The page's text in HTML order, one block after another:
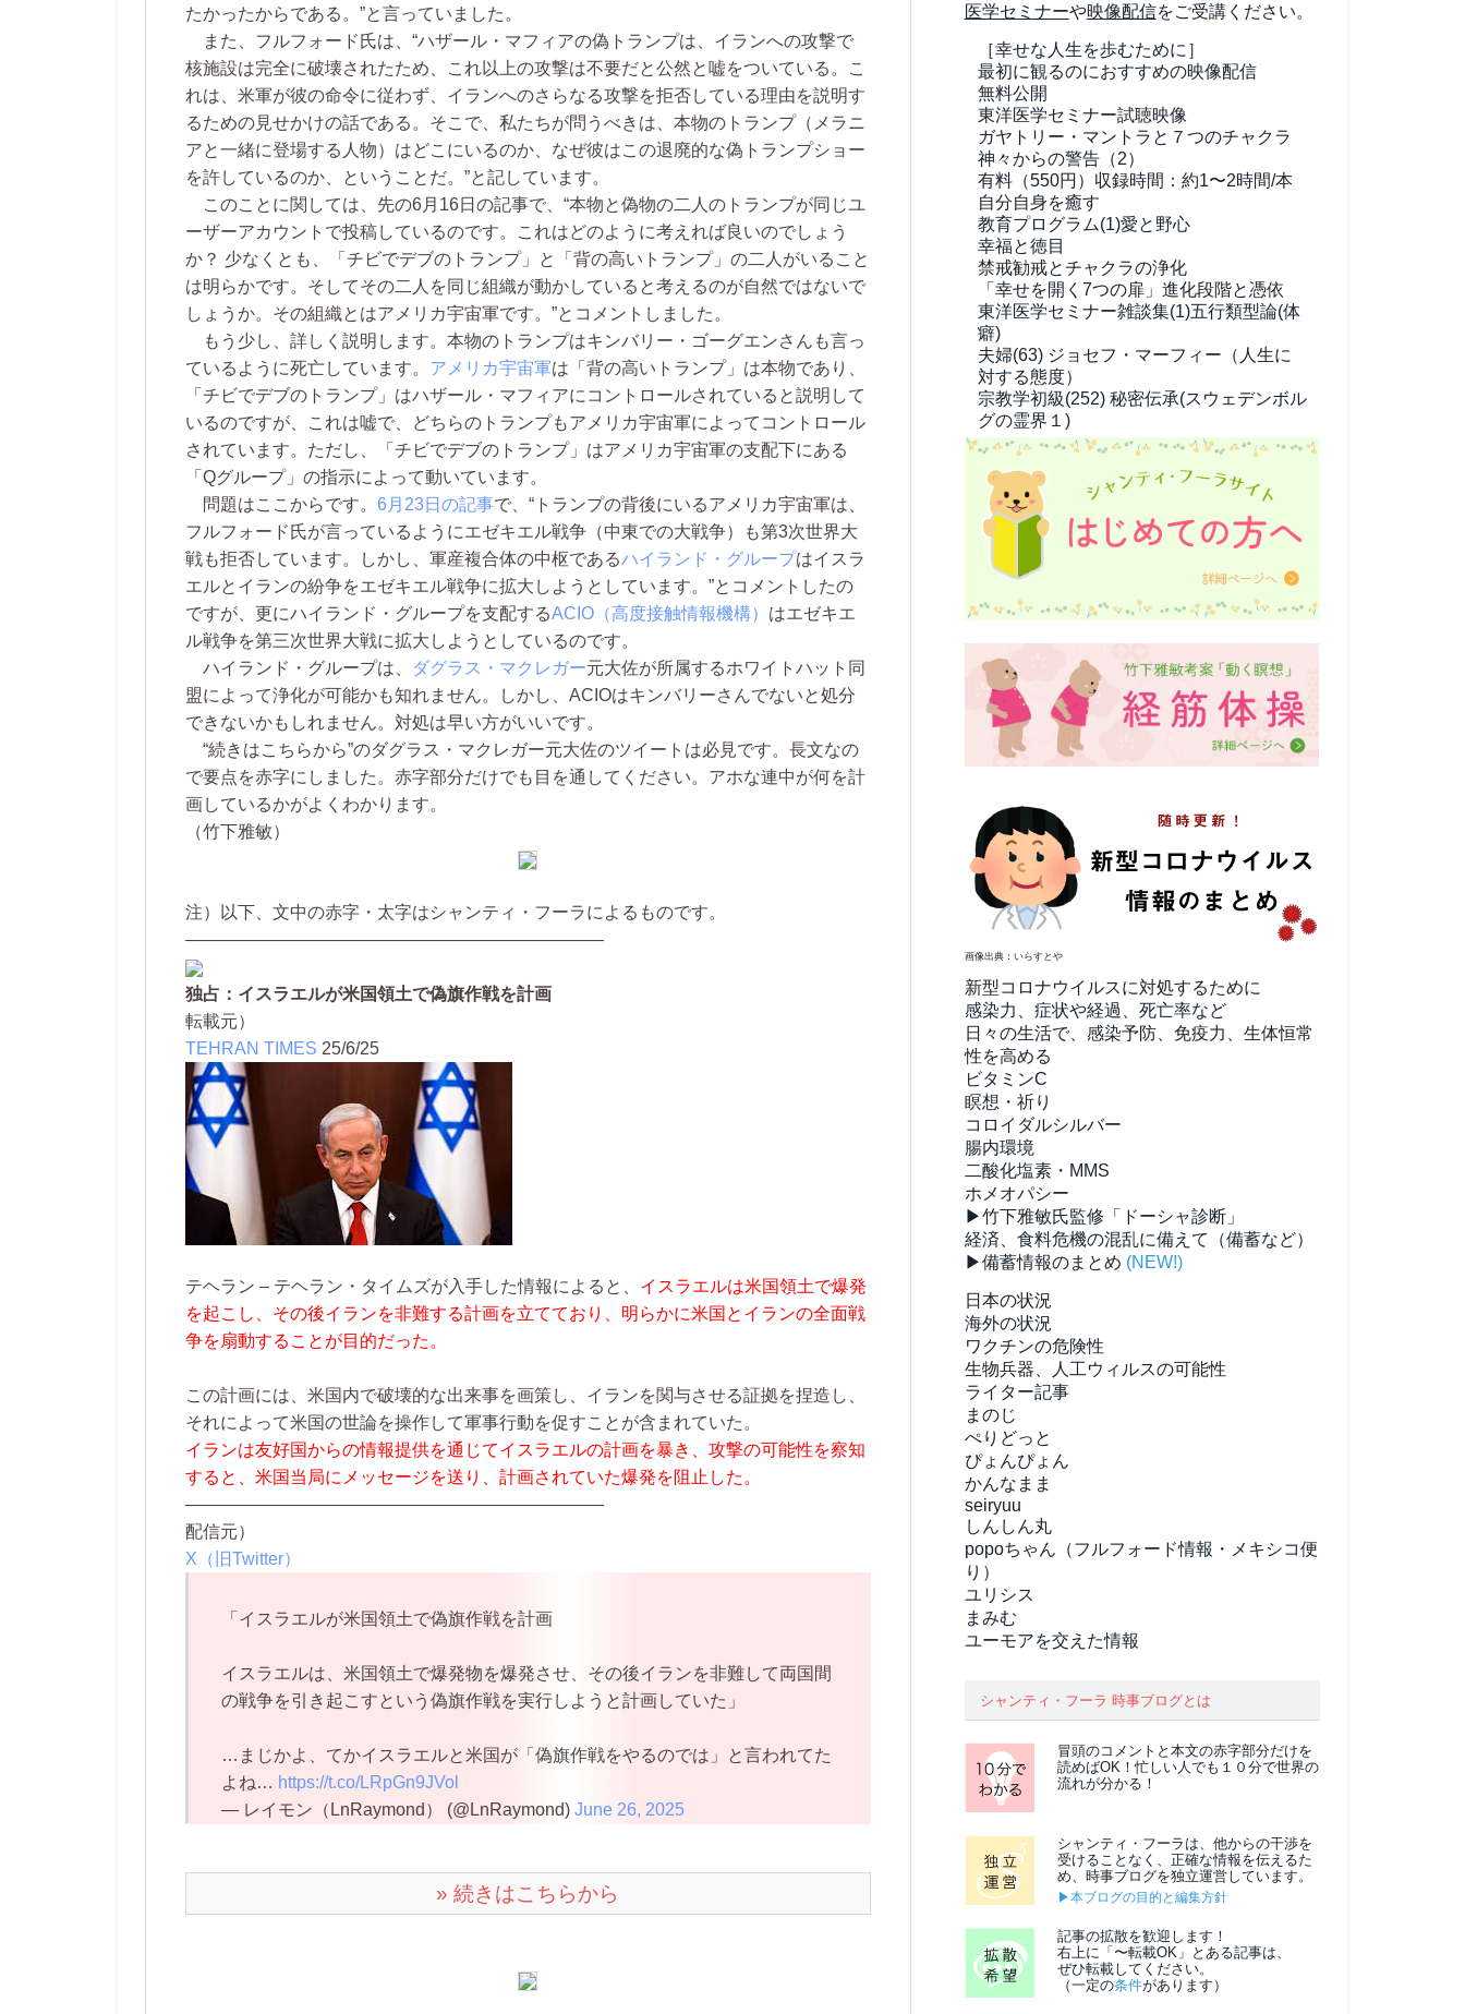
たかったからである。”と言っていました。
また、フルフォード氏は、“ハザール・マフィアの偽トランプは、イランへの攻撃で
核施設は完全に破壊されたため、これ以上の攻撃は不要だと公然と嘘をついている。こ
れは、米軍が彼の命令に従わず、イランへのさらなる攻撃を拒否している理由を説明す
るための見せかけの話である。そこで、私たちが問うべきは、本物のトランプ（メラニ
アと一緒に登場する人物）はどこにいるのか、なぜ彼はこの退廃的な偽トランプショー
を許しているのか、ということだ。”と記しています。
このことに関しては、先の6月16日の記事で、“本物と偽物の二人のトランプが同じユ
ーザーアカウントで投稿しているのです。これはどのように考えれば良いのでしょう
か？ 少なくとも、「チビでデブのトランプ」と「背の高いトランプ」の二人がいること
は明らかです。そしてその二人を同じ組織が動かしていると考えるのが自然ではないで
しょうか。その組織とはアメリカ宇宙軍です。”とコメントしました。
もう少し、詳しく説明します。本物のトランプはキンバリー・ゴーグエンさんも言っ
ているように死亡しています。 アメリカ宇宙軍は「背の高いトランプ」は本物であり、
「チビでデブのトランプ」はハザール・マフィアにコントロールされていると説明して
いるのですが、これは嘘で、どちらのトランプもアメリカ宇宙軍によってコントロール
されています。ただし、「チビでデブのトランプ」はアメリカ宇宙軍の支配下にある
「Qグループ」の指示によって動いています。
問題はここからです。 6月23日の記事で、“トランプの背後にいるアメリカ宇宙軍は、
フルフォード氏が言っているようにエゼキエル戦争（中東での大戦争）も第3次世界大
戦も拒否しています。しかし、軍産複合体の中枢であるハイランド・グループはイスラ
エルとイランの紛争をエゼキエル戦争に拡大しようとしています。”とコメントしたの
ですが、更にハイランド・グループを支配するACIO（高度接触情報機構） はエゼキエ
ル戦争を第三次世界大戦に拡大しようとしているのです。
ハイランド・グループは、
ダグラス・マクレガー元大佐が所属するホワイトハット同
盟によって浄化が可能かも知れません。しかし、ACIOはキンバリーさんでないと処分
できないかもしれません。対処は早い方がいいです。
“続きはこちらから”のダグラス・マクレガー元大佐のツイートは必見です。長文なの
で要点を赤字にしました。赤字部分だけでも目を通してください。アホな連中が何を計
画しているかがよくわかります。
（竹下雅敏）
注）以下、文中の赤字・太字はシャンティ・フーラによるものです。
————————————————————————
独占：イスラエルが米国領土で偽旗作戦を計画
転載元）
TEHRAN TIMES 25/6/25
テヘラン – テヘラン・タイムズが入手した情報によると、 イスラエルは米国領土で爆発
を起こし、その後イランを非難する計画を立てており、明らかに米国とイランの全面戦
争を扇動することが目的だった。
この計画には、米国内で破壊的な出来事を画策し、イランを関与させる証拠を捏造し、
それによって米国の世論を操作して軍事行動を促すことが含まれていた。
イランは友好国からの情報提供を通じてイスラエルの計画を暴き、攻撃の可能性を察知
すると、米国当局にメッセージを送り、計画されていた爆発を阻止した。
————————————————————————
配信元）
X（旧Twitter）
「イスラエルが米国領土で偽旗作戦を計画
イスラエルは、米国領土で爆発物を爆発させ、その後イランを非難して両国間
の戦争を引き起こすという偽旗作戦を実行しようと計画していた」
…まじかよ、てかイスラエルと米国が「偽旗作戦をやるのでは」と言われてた
よね… https://t.co/LRpGn9JVol
— レイモン（LnRaymond） (@LnRaymond) June 26, 2025
» 続きはこちらから
医学セミナーや映像配信をご受講ください。
［幸せな人生を歩むために］
最初に観るのにおすすめの映像配信
無料公開
東洋医学セミナー試聴映像
ガヤトリー・マントラと７つのチャクラ
神々からの警告（2）
有料（550円） 収録時間：約1〜2時間/本
自分自身を癒す
教育プログラム(1)愛と野心
幸福と徳目
禁戒勧戒とチャクラの浄化
「幸せを開く7つの扉」進化段階と憑依
東洋医学セミナー雑談集(1)五行類型論(体
癖)
夫婦(63) ジョセフ・マーフィー（人生に
対する態度）
宗教学初級(252) 秘密伝承(スウェデンボル
グの霊界１)
画像出典：いらすとや
新型コロナウイルスに対処するために
感染力、症状や経過、死亡率など
日々の生活で、感染予防、免疫力、生体恒常
性を高める
ビタミンC
瞑想・祈り
コロイダルシルバー
腸内環境
二酸化塩素・MMS
ホメオパシー
▶竹下雅敏氏監修「ドーシャ診断」
経済、食料危機の混乱に備えて（備蓄など）
▶備蓄情報のまとめ (NEW!)
日本の状況
海外の状況
ワクチンの危険性
生物兵器、人工ウィルスの可能性
ライター記事
まのじ
ぺりどっと
ぴょんぴょん
かんなまま
seiryuu
しんしん丸
popoちゃん（フルフォード情報・メキシコ便
り）
ユリシス
まみむ
ユーモアを交えた情報
シャンティ・フーラ 時事ブログとは
冒頭のコメントと本文の赤字部分だけを
読めばOK！忙しい人でも１０分で世界の
流れが分かる！
シャンティ・フーラは、他からの干渉を
受けることなく、正確な情報を伝えるた
め、時事ブログを独立運営しています。
▶本ブログの目的と編集方針
記事の拡散を歓迎します！
右上に「〜転載OK」とある記事は、
ぜひ転載してください。
（一定の条件があります）